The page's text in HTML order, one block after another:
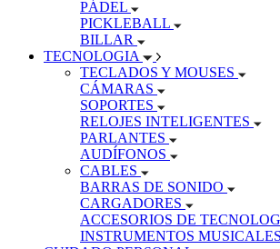
PÁDEL
PICKLEBALL
BILLAR
TECNOLOGIA
TECLADOS Y MOUSES
CÁMARAS
SOPORTES
RELOJES INTELIGENTES
PARLANTES
AUDÍFONOS
CABLES
BARRAS DE SONIDO
CARGADORES
ACCESORIOS DE
INSTRUMENTOS MUSICALES